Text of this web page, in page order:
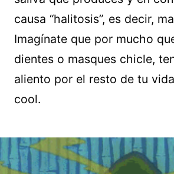
causa “halitosis”, es decir,
Imagínate que por mucho
dientes o masques chicle,
aliento por el resto de tu
cool.